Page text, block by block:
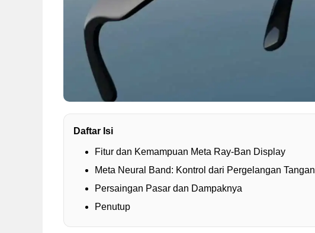
Daftar Isi
Fitur dan Kemampuan Meta Ray-Ban Display
Meta Neural Band: Kontrol dari Pergelangan Tangan
Persaingan Pasar dan Dampaknya
Penutup